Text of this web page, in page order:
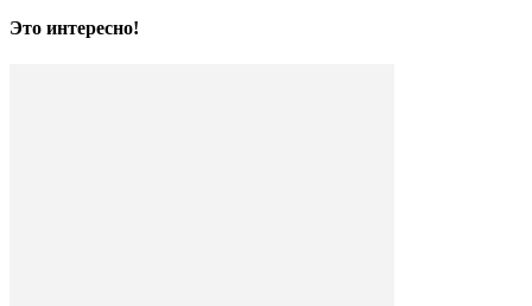
Это интересно!